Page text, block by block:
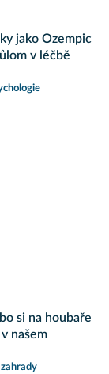
jako Ozempic
v léčbě
si na houbaře
našem